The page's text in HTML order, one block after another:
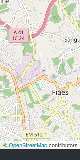
| ©OpenStreetMapcontributors